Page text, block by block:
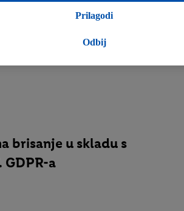
ispravak prema članku 16.
brisanje u skladu s
GDPR-a
pohrane podataka i tvoje pravo na povlačenje
učinkom, možeš pronaći u našim
Odbij
Prilagodi